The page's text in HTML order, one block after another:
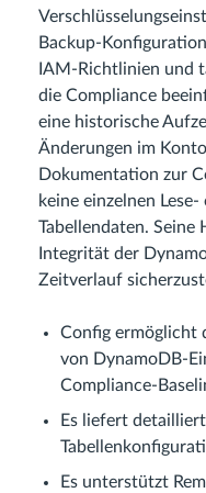
Backup-
IAM-Richtlinien und
die Compliance
eine historische
Änderungen im
Dokumentation zur
keine einzelnen
Tabellendaten.
Integrität der
Zeitverlauf
Config ermöglicht
von DynamoDB-
Compliance-
Es liefert
Es unterstützt